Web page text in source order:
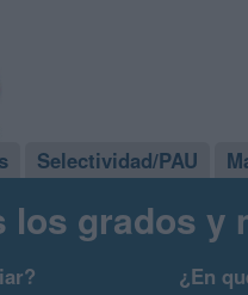
Selectividad/PAU
los grados y
¿En